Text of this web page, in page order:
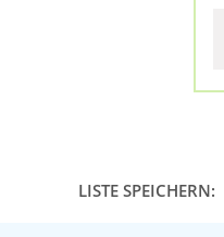
LISTE SPEICHERN: